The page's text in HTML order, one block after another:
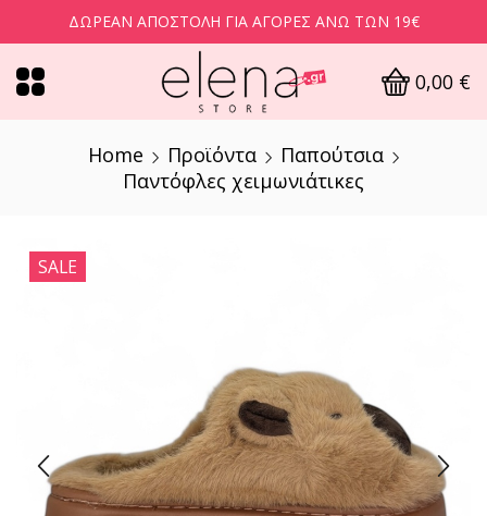
ΔΩΡΕΆΝ ΑΠΟΣΤΟΛΉ ΓΙΑ ΑΓΟΡΈΣ ΆΝΩ ΤΩΝ 19€
0,00 €
Home Προϊόντα
Παπούτσια
Παντόφλες χειμωνιάτικες
SALE